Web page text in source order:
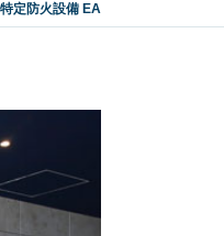
宅
定防火設備 EA